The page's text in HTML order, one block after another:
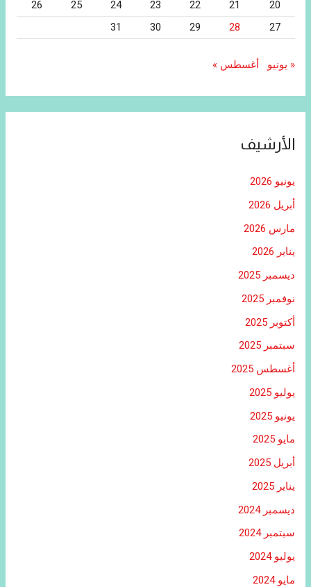
20
21
22
23
24
25
26
27
28
29
30
31
« يونيو أغسطس »
الأرشيف
يونيو 2026
أبريل 2026
مارس 2026
يناير 2026
ديسمبر 2025
نوفمبر 2025
أكتوبر 2025
سبتمبر 2025
أغسطس 2025
يوليو 2025
يونيو 2025
مايو 2025
أبريل 2025
يناير 2025
ديسمبر 2024
سبتمبر 2024
يوليو 2024
مايو 2024